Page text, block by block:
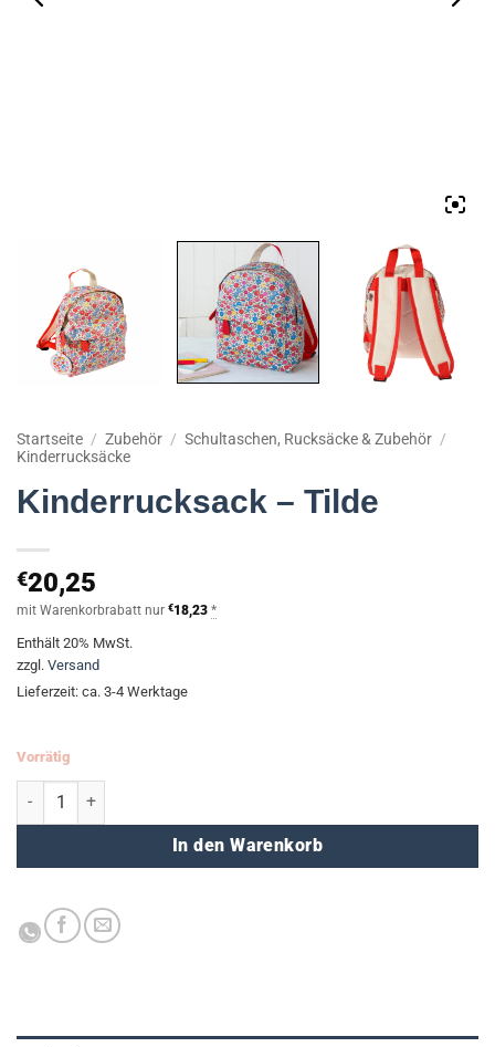
Startseite / Zubehör / Schultaschen, Rucksäcke & Zubehör /
Kinderrucksäcke
Kinderrucksack – Tilde
€20,25
mit Warenkorbrabatt nur €18,23 *
Enthält 20% MwSt.
zzgl. Versand
Lieferzeit: ca. 3-4 Werktage
Vorrätig
Kinderrucksack - Tilde Menge
In den Warenkorb